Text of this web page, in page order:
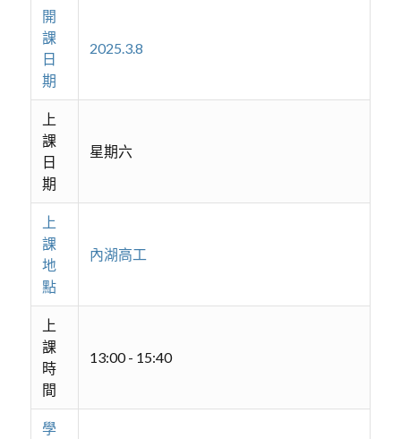
開
課
日
期
2025.3.8
上
課
日
期
星期六
上
課
地
點
內湖高工
上
課
時
間
13:00 - 15:40
學